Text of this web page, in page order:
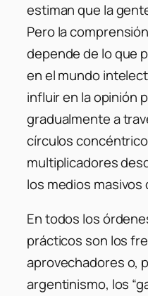
estiman que la
Pero la
depende de lo que
en el mundo
influir en la opinión
gradualmente a
círculos
multiplicadores
los medios
En todos los
prácticos son los
aprovechadores o,
argentinismo, los